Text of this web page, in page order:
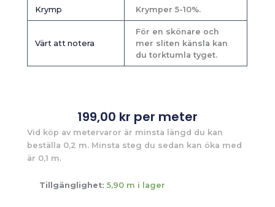
Krymp Krymper 5-10%.
Värt att notera
För en skönare och
mer sliten känsla kan
du torktumla tyget.
199,00 kr per meter
Vid köp av metervaror är minsta längd du kan
beställa 0,2 m. Minsta steg du sedan kan öka med
är 0,1 m.
Tillgänglighet: 5,90 m i lager